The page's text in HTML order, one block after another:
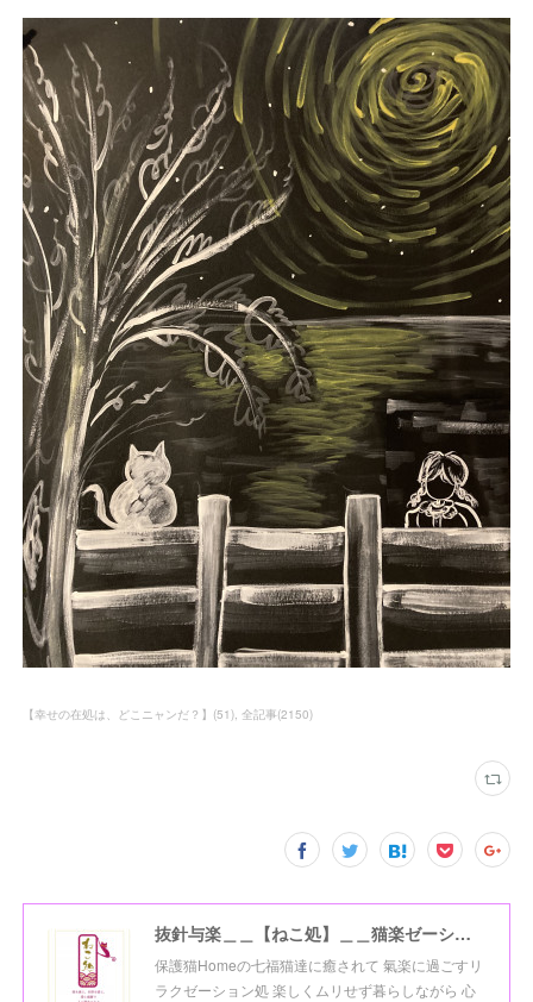
【幸せの在処は、どこニャンだ？】 (51) 全記事(2150)
抜針与楽＿＿【ねこ処】＿＿猫楽ゼーションHome☆
保護猫Homeの七福猫達に癒されて 氣楽に過ごすリ
ラクゼーション処 楽しくムリせず暮らしながら 心